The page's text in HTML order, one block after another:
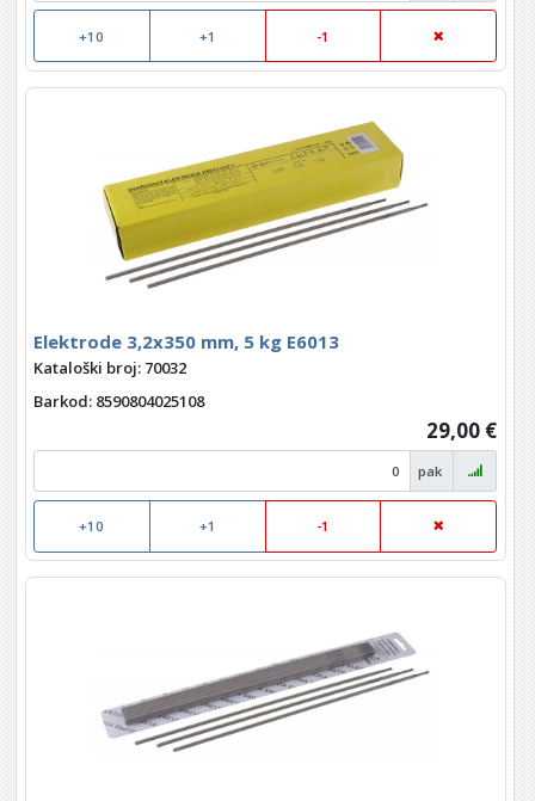
+10 +1 -1
Elektrode 3,2x350 mm, 5 kg E6013
Kataloški broj: 70032
Barkod: 8590804025108
29,00 €
pak
+10 +1 -1